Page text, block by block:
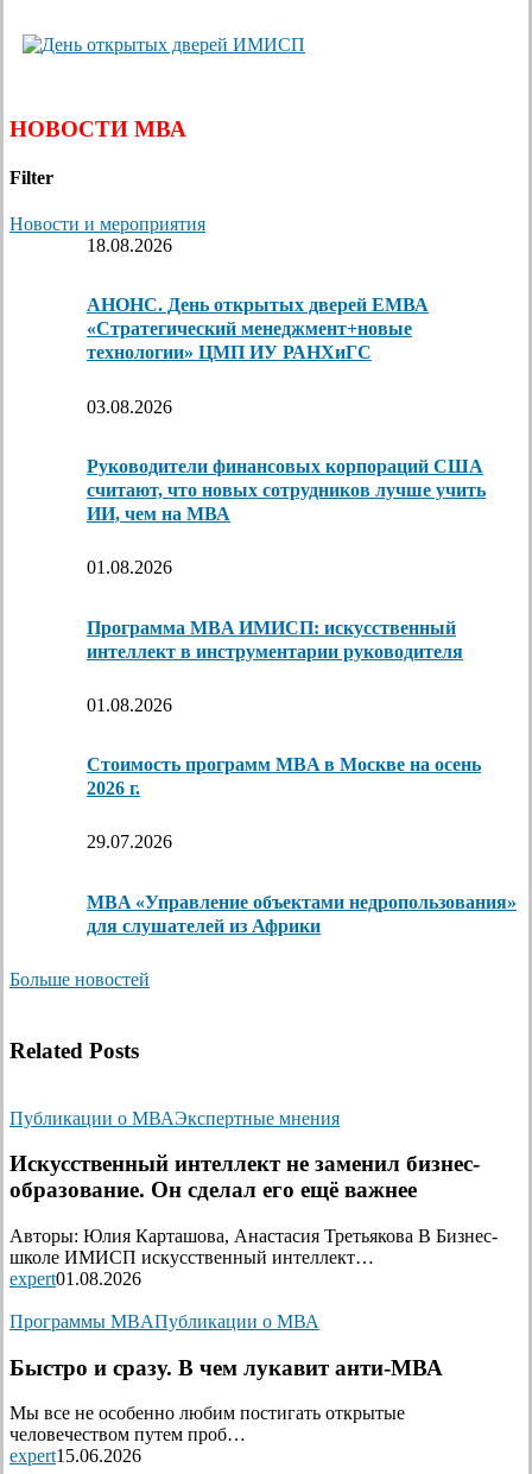
НОВОСТИ МВА
Filter
Новости и мероприятия
18.08.2026
АНОНС. День открытых дверей ЕМВА
«Стратегический менеджмент+новые
технологии» ЦМП ИУ РАНХиГС
03.08.2026
Руководители финансовых корпораций США
считают, что новых сотрудников лучше учить
ИИ, чем на МВА
01.08.2026
Программа MBA ИМИСП: искусственный
интеллект в инструментарии руководителя
01.08.2026
Стоимость программ MBA в Москве на осень
2026 г.
29.07.2026
MBA «Управление объектами недропользования»
для слушателей из Африки
Больше новостей
Related Posts
Публикации о МВАЭкспертные мнения
Искусственный интеллект не заменил бизнес-
образование. Он сделал его ещё важнее
Авторы: Юлия Карташова, Анастасия Третьякова В Бизнес-
школе ИМИСП искусственный интеллект…
expert01.08.2026
Программы MBAПубликации о МВА
Быстро и сразу. В чем лукавит анти-МВА
Мы все не особенно любим постигать открытые
человечеством путем проб…
expert15.06.2026